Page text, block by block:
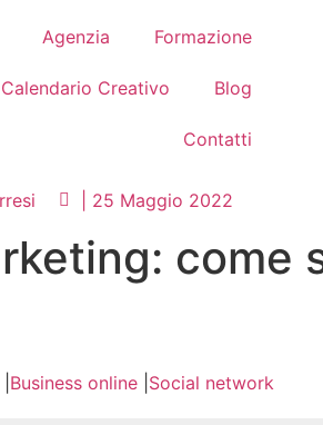
Agenzia Formazione
Calendario Creativo Blog
Contatti
25 Maggio 2022
come
Business online Social network